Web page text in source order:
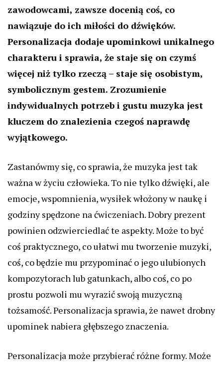
zawodowcami, zawsze docenią coś, co
nawiązuje do ich miłości do dźwięków.
Personalizacja dodaje upominkowi unikalnego
charakteru i sprawia, że staje się on czymś
więcej niż tylko rzeczą – staje się osobistym,
symbolicznym gestem. Zrozumienie
indywidualnych potrzeb i gustu muzyka jest
kluczem do znalezienia czegoś naprawdę
wyjątkowego.
Zastanówmy się, co sprawia, że muzyka jest tak
ważna w życiu człowieka. To nie tylko dźwięki, ale
emocje, wspomnienia, wysiłek włożony w naukę i
godziny spędzone na ćwiczeniach. Dobry prezent
powinien odzwierciedlać te aspekty. Może to być
coś praktycznego, co ułatwi mu tworzenie muzyki,
coś, co będzie mu przypominać o jego ulubionych
kompozytorach lub gatunkach, albo coś, co po
prostu pozwoli mu wyrazić swoją muzyczną
tożsamość. Personalizacja sprawia, że nawet drobny
upominek nabiera głębszego znaczenia.
Personalizacja może przybierać różne formy. Może